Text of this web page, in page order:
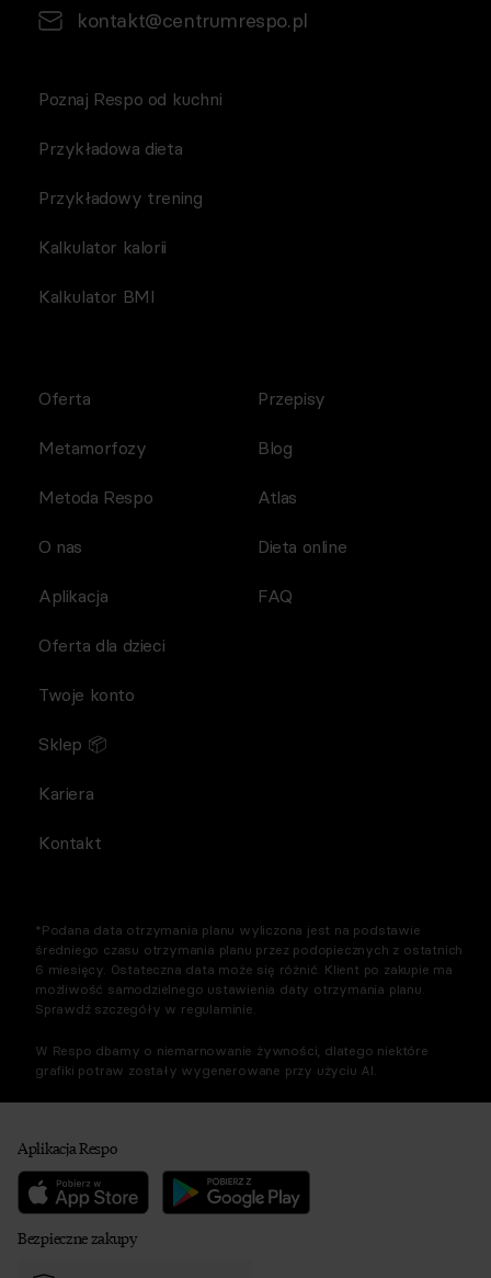
kontakt@centrumrespo.pl
Poznaj Respo od kuchni
Przykładowa dieta
Przykładowy trening
Kalkulator kalorii
Kalkulator BMI
Oferta
Metamorfozy
Metoda Respo
O nas
Aplikacja
Przepisy
Blog
Atlas
Dieta online
FAQ
Oferta dla dzieci
Twoje konto
Sklep 📦
Kariera
Kontakt
*Podana data otrzymania planu wyliczona jest na podstawie
średniego czasu otrzymania planu przez podopiecznych z ostatnich
6 miesięcy. Ostateczna data może się różnić. Klient po zakupie ma
możliwość samodzielnego ustawienia daty otrzymania planu.
Sprawdź szczegóły w regulaminie.
W Respo dbamy o niemarnowanie żywności, dlatego niektóre
grafiki potraw zostały wygenerowane przy użyciu AI.
Aplikacja Respo
Bezpieczne zakupy